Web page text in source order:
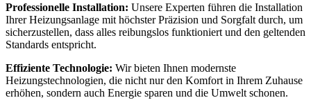
Professionelle Installation: Unsere Experten führen die Installation
Ihrer Heizungsanlage mit höchster Präzision und Sorgfalt durch, um
sicherzustellen, dass alles reibungslos funktioniert und den geltenden
Standards entspricht.
Effiziente Technologie: Wir bieten Ihnen modernste
Heizungstechnologien, die nicht nur den Komfort in Ihrem Zuhause
erhöhen, sondern auch Energie sparen und die Umwelt schonen.